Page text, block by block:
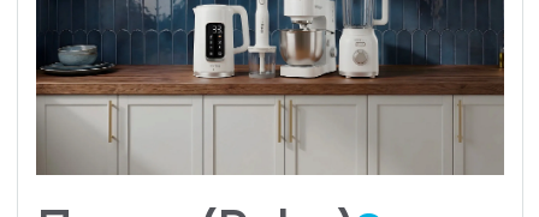
светлых кухнях, добавляя контраст и
визуальную привлекательность.
Графитовые приборы идеально сочетаются
с различными отделочными материалами
и цветами, что делает их универсальным
выбором для самых разных стилистик.